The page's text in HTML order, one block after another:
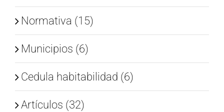
Normativa (15)
Municipios (6)
Cedula habitabilidad (6)
Artículos (32)